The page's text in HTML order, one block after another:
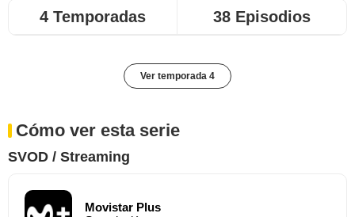
4 Temporadas 38 Episodios
Ver temporada 4
Cómo ver esta serie
SVOD / Streaming
Movistar Plus